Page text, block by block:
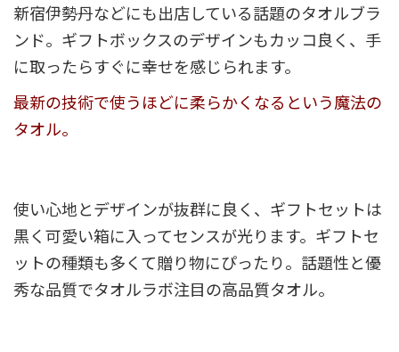
新宿伊勢丹などにも出店している話題のタオルブラ
ンド。ギフトボックスのデザインもカッコ良く、手
に取ったらすぐに幸せを感じられます。
最新の技術で使うほどに柔らかくなるという魔法の
タオル。
使い心地とデザインが抜群に良く、ギフトセットは
黒く可愛い箱に入ってセンスが光ります。ギフトセ
ットの種類も多くて贈り物にぴったり。話題性と優
秀な品質でタオルラボ注目の高品質タオル。